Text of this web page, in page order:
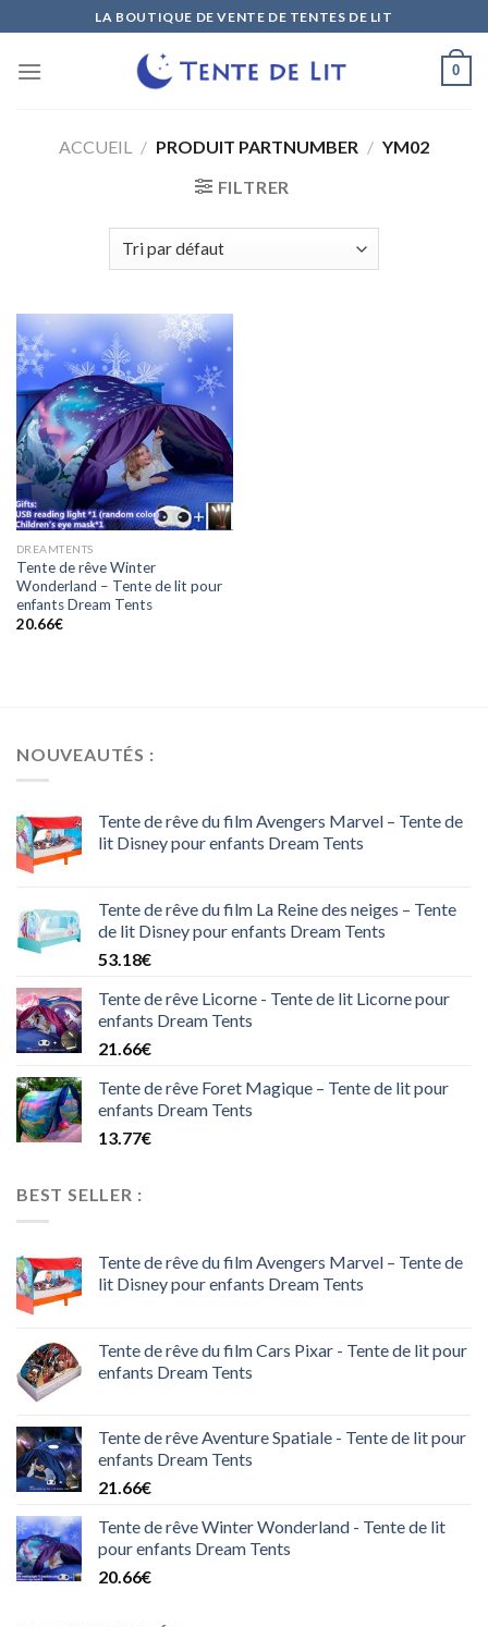
to
content
LA BOUTIQUE DE VENTE DE TENTES DE LIT
0
ACCUEIL / PRODUIT PARTNUMBER / YM02
FILTRER
DREAMTENTS
Tente de rêve Winter
Wonderland – Tente de lit pour
enfants Dream Tents
20.66€
NOUVEAUTÉS :
Tente de rêve du film Avengers Marvel – Tente de
lit Disney pour enfants Dream Tents
Tente de rêve du film La Reine des neiges – Tente
de lit Disney pour enfants Dream Tents
53.18€
Tente de rêve Licorne - Tente de lit Licorne pour
enfants Dream Tents
21.66€
Tente de rêve Foret Magique – Tente de lit pour
enfants Dream Tents
13.77€
BEST SELLER :
Tente de rêve du film Avengers Marvel – Tente de
lit Disney pour enfants Dream Tents
Tente de rêve du film Cars Pixar - Tente de lit pour
enfants Dream Tents
Tente de rêve Aventure Spatiale - Tente de lit pour
enfants Dream Tents
21.66€
Tente de rêve Winter Wonderland - Tente de lit
pour enfants Dream Tents
20.66€